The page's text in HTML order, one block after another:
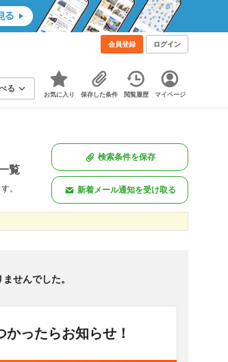
会員登録 ログイン
る
お気に入り 保存した条件 閲覧履歴 マイページ
覧
。
検索条件を保存
新着メール通知を受け取る
<
せんでした。
ったらお知らせ！